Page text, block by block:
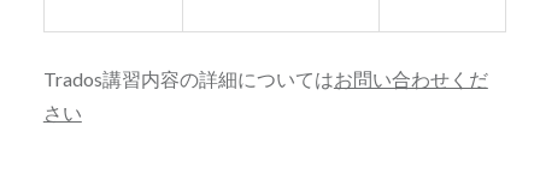
Trados講習内容の詳細についてはお問い合わせくだ
さい